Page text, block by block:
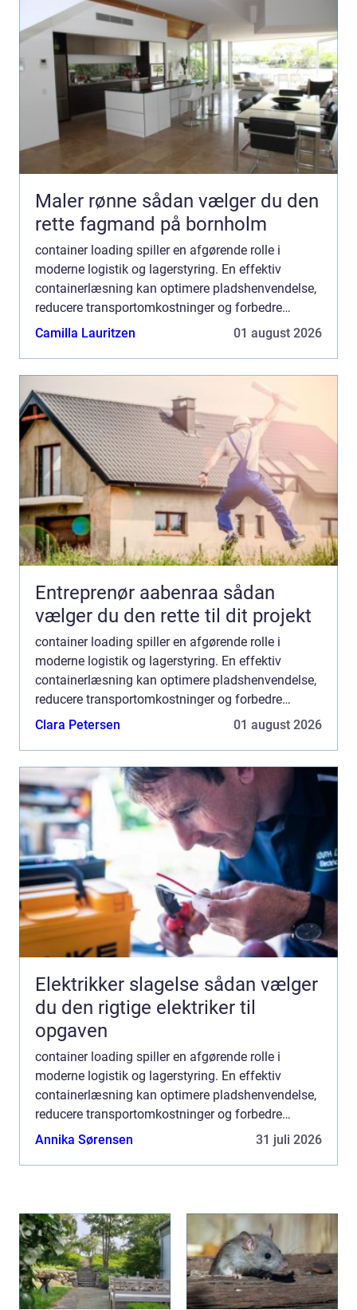
Maler rønne sådan vælger du den
rette fagmand på bornholm
container loading spiller en afgørende rolle i
moderne logistik og lagerstyring. En effektiv
containerlæsning kan optimere pladshenvendelse,
reducere transportomkostninger og forbedre
sikkerhedsvilkårene. For mange virksomheder, sp...
Camilla Lauritzen 01 august 2026
Entreprenør aabenraa sådan
vælger du den rette til dit projekt
container loading spiller en afgørende rolle i
moderne logistik og lagerstyring. En effektiv
containerlæsning kan optimere pladshenvendelse,
reducere transportomkostninger og forbedre
sikkerhedsvilkårene. For mange virksomheder, sp...
Clara Petersen 01 august 2026
Elektrikker slagelse sådan vælger
du den rigtige elektriker til
opgaven
container loading spiller en afgørende rolle i
moderne logistik og lagerstyring. En effektiv
containerlæsning kan optimere pladshenvendelse,
reducere transportomkostninger og forbedre
sikkerhedsvilkårene. For mange virksomheder, sp...
Annika Sørensen 31 juli 2026